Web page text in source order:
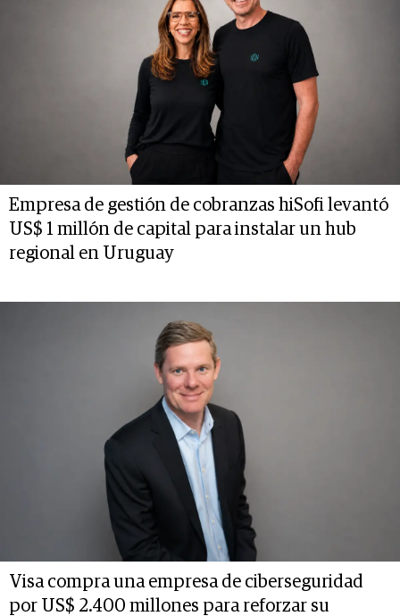
Empresa de gestión de cobranzas hiSofi levantó
US$ 1 millón de capital para instalar un hub
regional en Uruguay
Visa compra una empresa de ciberseguridad
por US$ 2.400 millones para reforzar su